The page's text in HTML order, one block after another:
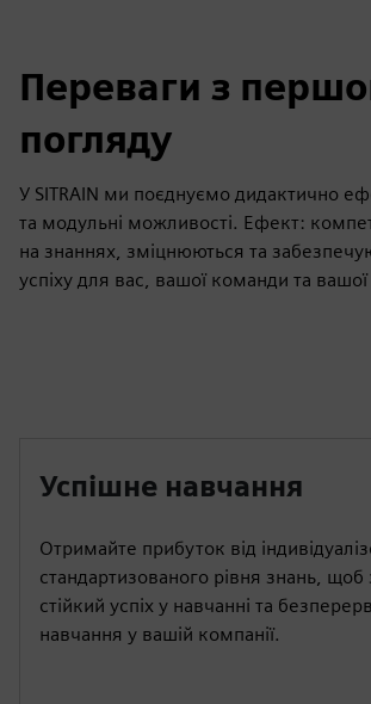
Переваги з
погляду
У SITRAIN ми поєднуємо дидактично
та модульні можливості. Ефект:
на знаннях, зміцнюються та
успіху для вас, вашої команди та вашої
Успішне навчання
Отримайте прибуток від
стандартизованого рівня знань, щоб
стійкий успіх у навчанні та
навчання у вашій компанії.